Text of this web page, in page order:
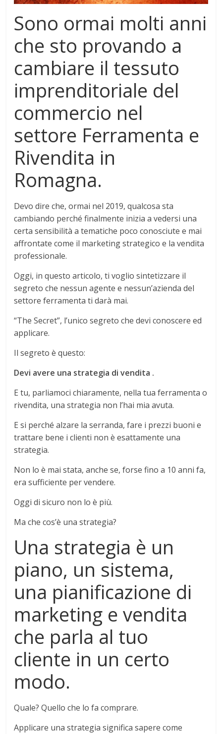
Sono ormai molti anni
che sto provando a
cambiare il tessuto
imprenditoriale del
commercio nel
settore Ferramenta e
Rivendita in
Romagna.
Devo dire che, ormai nel 2019, qualcosa sta
cambiando perché finalmente inizia a vedersi una
certa sensibilità a tematiche poco conosciute e mai
affrontate come il marketing strategico e la vendita
professionale.
Oggi, in questo articolo, ti voglio sintetizzare il
segreto che nessun agente e nessun’azienda del
settore ferramenta ti darà mai.
“The Secret”, l’unico segreto che devi conoscere ed
applicare.
Il segreto è questo:
Devi avere una strategia di vendita .
E tu, parliamoci chiaramente, nella tua ferramenta o
rivendita, una strategia non l’hai mia avuta.
E si perché alzare la serranda, fare i prezzi buoni e
trattare bene i clienti non è esattamente una
strategia.
Non lo è mai stata, anche se, forse fino a 10 anni fa,
era sufficiente per vendere.
Oggi di sicuro non lo è più.
Ma che cos’è una strategia?
Una strategia è un
piano, un sistema,
una pianificazione di
marketing e vendita
che parla al tuo
cliente in un certo
modo.
Quale? Quello che lo fa comprare.
Applicare una strategia significa sapere come